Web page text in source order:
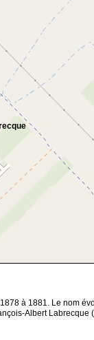
à 1881. Le nom
Albert